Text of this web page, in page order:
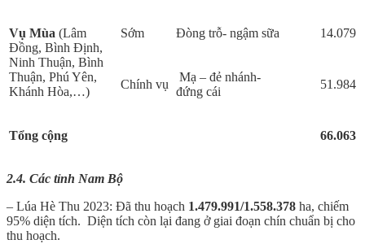
Vụ Mùa (Lâm
Đồng, Bình Định,
Ninh Thuận, Bình
Thuận, Phú Yên,
Khánh Hòa,…)
Sớm Đòng trỗ- ngậm sữa 14.079
Chính vụ
Mạ – đẻ nhánh-
đứng cái
51.984
Tổng cộng 66.063
2.4. Các tỉnh Nam Bộ
– Lúa Hè Thu 2023: Đã thu hoạch 1.479.991/1.558.378 ha, chiếm
95% diện tích. Diện tích còn lại đang ở giai đoạn chín chuẩn bị cho
thu hoạch.